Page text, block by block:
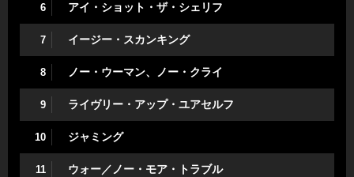
6 アイ・ショット・ザ・シェリフ
7 イージー・スカンキング
8 ノー・ウーマン、ノー・クライ
9 ライヴリー・アップ・ユアセルフ
10 ジャミング
11 ウォー／ノー・モア・トラブル